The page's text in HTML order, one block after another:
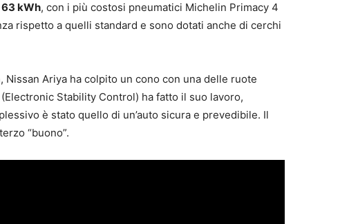
kWh, con i più costosi pneumatici Michelin Primacy 4
rispetto a quelli standard e sono dotati anche di cerchi
Ariya ha colpito un cono con una delle ruote
(Electronic Stability Control) ha fatto il suo lavoro,
è stato quello di un’auto sicura e prevedibile. Il
“buono”.